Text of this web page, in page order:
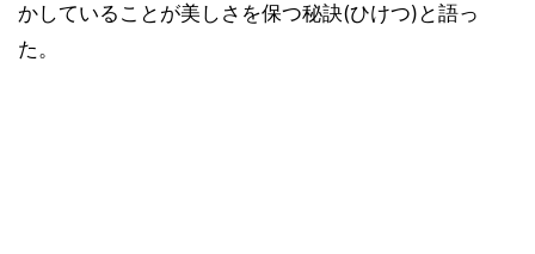
かしていることが美しさを保つ秘訣(ひけつ)と語っ
た。